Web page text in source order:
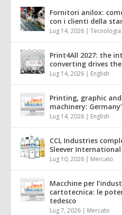
Fornitori anilox:
con i clienti della
Lug 14, 2026 |Tecnologia
Print4All 2027: the
converting drives
Lug 14, 2026 | English
Printing, graphic
machinery:
Lug 14, 2026 | English
CCL Industries
Sleever International
Lug 10, 2026 | Mercato
Macchine per
cartotecnica: le
tedesco
Lug 7, 2026 | Mercato